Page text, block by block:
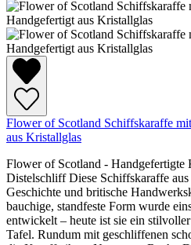
Flower of Scotland Schiffskaraffe
aus Kristallglas
Flower of Scotland -
Distelschliff Diese Schiffskaraffe
Geschichte und britische
bauchige, standfeste Form wurde
entwickelt – heute ist sie ein
Tafel. Rundum mit geschliffenen